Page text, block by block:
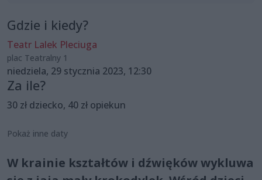
Gdzie i kiedy?
Teatr Lalek Pleciuga
plac Teatralny 1
niedziela, 29 stycznia 2023, 12:30
Za ile?
30 zł dziecko, 40 zł opiekun
Pokaż inne daty
W krainie kształtów i dźwięków wykluwa